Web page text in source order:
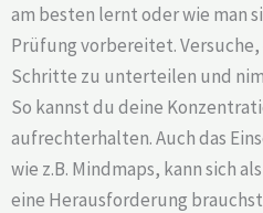
am besten lernt oder wie man
Prüfung vorbereitet.
Schritte zu unterteilen und
So kannst du deine
aufrechterhalten. Auch das
wie z.B. Mindmaps, kann sich
eine Herausforderung